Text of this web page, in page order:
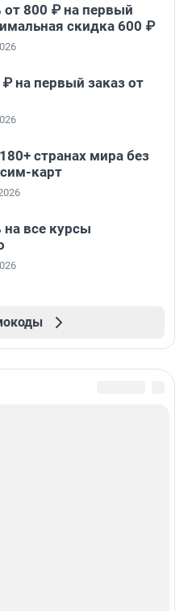
от 800 ₽ на первый
скидка 600 ₽
на первый заказ от
странах мира без
карт
на все курсы